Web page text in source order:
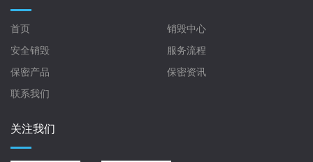
首页
销毁中心
安全销毁
服务流程
保密产品
保密资讯
联系我们
关注我们